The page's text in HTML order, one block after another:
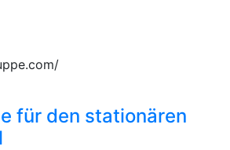
für den stationären